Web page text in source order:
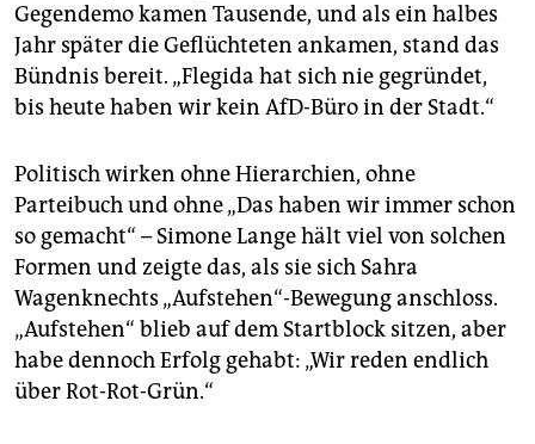
Gegendemo kamen Tausende, und als ein halbes
Jahr später die Geflüchteten ankamen, stand das
Bündnis bereit. „Flegida hat sich nie gegründet,
bis heute haben wir kein AfD-Büro in der Stadt.“
Politisch wirken ohne Hie­rarchien, ohne
Parteibuch und ohne „Das haben wir immer schon
so gemacht“ – Simone Lange hält viel von solchen
Formen und zeigte das, als sie sich Sahra
Wagenknechts „Aufstehen“-Bewegung anschloss.
„Aufstehen“ blieb auf dem Startblock sitzen, aber
habe dennoch Erfolg gehabt: „Wir reden endlich
über Rot-Rot-Grün.“